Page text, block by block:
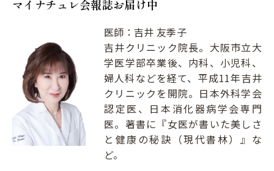
マイナチュレ会報誌お届け中
医師：吉井 友季子
吉井クリニック院長。大阪市立大
学医学部卒業後、内科、小児科、
婦人科などを経て、平成11年吉井
クリニックを開院。日本外科学会
認定医、日本消化器病学会専門
医。著書に『女医が書いた美しさ
と健康の秘訣（現代書林）』な
ど。